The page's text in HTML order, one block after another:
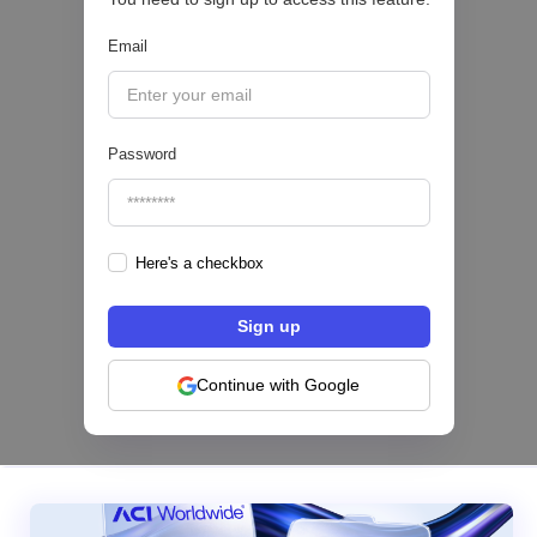
Email
Password
Here's a checkbox
Continue with Google
Sofía Neira Gómez
Los bancos se están dividiendo en dos
categorías frente a la IA | Mambu